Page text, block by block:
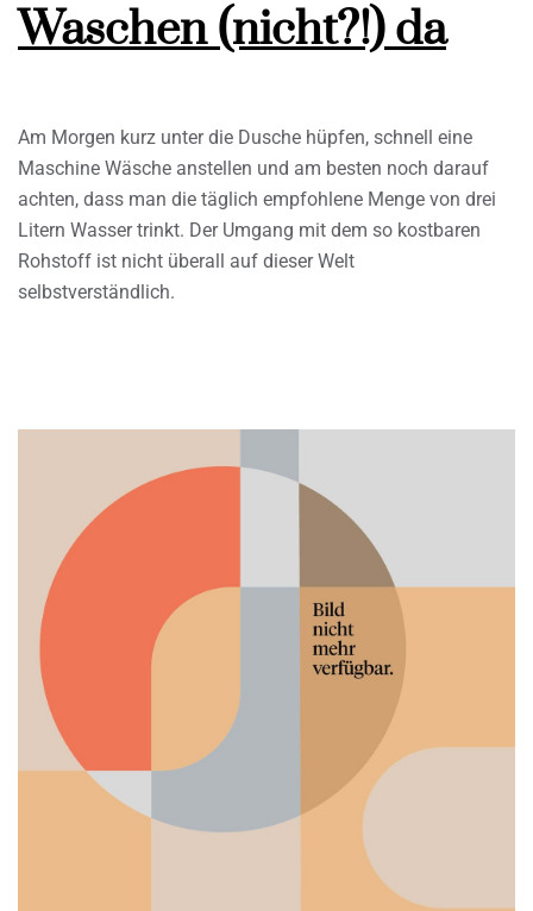
Waschen (nicht?!) da
Am Morgen kurz unter die Dusche hüpfen, schnell eine
Maschine Wäsche anstellen und am besten noch darauf
achten, dass man die täglich empfohlene Menge von drei
Litern Wasser trinkt. Der Umgang mit dem so kostbaren
Rohstoff ist nicht überall auf dieser Welt
selbstverständlich.